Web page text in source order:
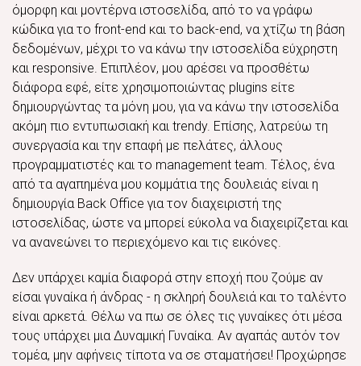
όμορφη και μοντέρνα ιστοσελίδα, από το να γράφω
κώδικα για το front-end και το back-end, να χτίζω τη βάση
δεδομένων, μέχρι το να κάνω την ιστοσελίδα εύχρηστη
και responsive. Επιπλέον, μου αρέσει να προσθέτω
διάφορα εφέ, είτε χρησιμοποιώντας plugins είτε
δημιουργώντας τα μόνη μου, για να κάνω την ιστοσελίδα
ακόμη πιο εντυπωσιακή και trendy. Επίσης, λατρεύω τη
συνεργασία και την επαφή με πελάτες, άλλους
προγραμματιστές και το management team. Τέλος, ένα
από τα αγαπημένα μου κομμάτια της δουλειάς είναι η
δημιουργία Back Office για τον διαχειριστή της
ιστοσελίδας, ώστε να μπορεί εύκολα να διαχειρίζεται και
να ανανεώνει το περιεχόμενο και τις εικόνες.
Δεν υπάρχει καμία διαφορά στην εποχή που ζούμε αν
είσαι γυναίκα ή άνδρας - η σκληρή δουλειά και το ταλέντο
είναι αρκετά. Θέλω να πω σε όλες τις γυναίκες ότι μέσα
τους υπάρχει μια Δυναμική Γυναίκα. Αν αγαπάς αυτόν τον
τομέα, μην αφήνεις τίποτα να σε σταματήσει! Προχώρησε